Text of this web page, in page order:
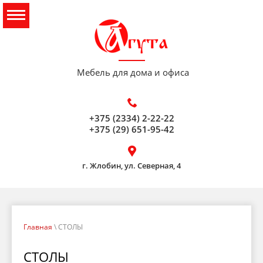
Мебель для дома и офиса
+375 (2334) 2-22-22
+375 (29) 651-95-42
г. Жлобин, ул. Северная, 4
Главная \ СТОЛЫ
СТОЛЫ